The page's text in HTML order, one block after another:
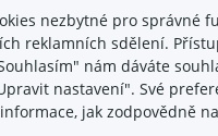
"Svoz objednávat na"
"Pozítří", nebo
vycházelo na
vyplnit
nezbytné pro správné
reklamních sdělení.
nám dáváte
nastavení". Své
jak zodpovědně